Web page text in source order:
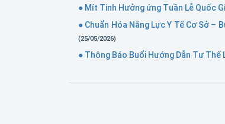
● Mít Tinh Hưởng ứng Tuần Lễ Quốc
● Chuẩn Hóa Năng Lực Y Tế Cơ Sở –
(25/05/2026)
● Thông Báo Buổi Hướng Dẫn Tư Thế